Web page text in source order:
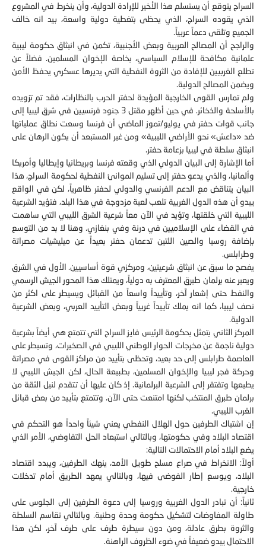
السراج يتوقع أن يستسلم هذا الأخير للإرادة الدولية، وأن ينخرط في المشروع
الذي يقوده السراج، الذي يحظى بتغطية دولية واسعة، بيد انه خالف
الجميع وتلقى دعماً عربياً.
والراجح أن المصالح العربية وبعض الأجنبية، تكمن في انبثاق حكومة ليبية
علمانية مكافحة للإسلام السياسي، بخاصة الإخوان المسلمين. فضلاً عن
تطلع الغربيين للإفادة من الثروة النفطية التي يديرها عسكري يحفظ الأمن
ويضمن المصالح الدولية.
ولم تمارس القوى الخارجية المؤيدة لحفتر الحرب بالنظارات، فقد تم تزويده
بالأسلحة والذخائر. في حين أظهر مقتل 3 جنود فرنسيين في شرق ليبيا إلى
جانب قوات حفتر في يوليو/تموز الماضي أن فرنسا وسعت نطاق عملياتها
ضد «داعش» نحو الأراضي الليبية» ومن غير المستبعد أن يكون الرهان على
انبثاق سلطة في ليبيا بزعامة حفتر.
أما الإشارة إلى البيان الدولي الذي وقعته فرنسا وبريطانيا وإيطاليا وأمريكا
وألمانيا، والذي يدعو حفتر إلى تسليم الموانئ النفطية لحكومة السراج، هذا
البيان يتناقض مع الدعم الفرنسي والدولي لحفتر ظاهرياً، لكن في الواقع
يبدو أن هذه الدول الغربية تلعب لعبة مزدوجة في هذا البلد، فتؤيد الشرعية
الليبية التي خلقتها، وتؤيد في الآن معاً شرعية الشرق الليبي التي ساهمت
في القضاء على الإسلاميين في درنة وفي بنغازي. وهنا لا بد من التوسع
بإضافة روسيا والصين اللتين تدعمان حفتر بعيداً عن ميليشيات مصراتة
وطرابلس.
يفصح ما سبق عن انبثاق شرعيتين، ومركزي قوة أساسيين. الأول في الشرق
ويعبر عنه برلمان طبرق المعترف به دولياً، ويمتلك هذا المحور الجيش الرسمي
والنفط حتى إشعار آخر، وتأييداً واسعاً من القبائل ويسيطر على اكثر من
نصف ليبيا، كما انه يملك تأييداً غربياً وبعض التأييد العربي، وبعض الشرعية
الدولية.
المركز الثاني يتمثل بحكومة الرئيس فايز السراج التي تتمتع هي أيضاً بشرعية
دولية ناجمة عن مخرجات الحوار الوطني الليبي في الصخيرات، وتسيطر على
العاصمة طرابلس إلى حد بعيد، وتحظى بتأييد من مراكز القوى في مصراتة
وحركة فجر ليبيا والإخوان المسلمين، بطبيعة الحال، لكن الجيش الليبي لا
يطيعها وتفتقر إلى الشرعية البرلمانية. إذ كان عليها أن تتقدم لنيل الثقة من
برلمان طبرق المنتخب لكنها امتنعت حتى الآن. وتتمتع بتأييد من بعض قبائل
الغرب الليبي.
إن اشتباك الطرفين حول الهلال النفطي يعني شيئاً واحداً هو التحكم في
اقتصاد البلاد وفي حكومتها، وبالتالي استبعاد الحل التفاوضي، الأمر الذي
يضع البلاد أمام الاحتمالات التالية:
أولاً: الانخراط في صراع مسلح طويل الأمد، ينهك الطرفين، ويبدد اقتصاد
البلاد، ويوسع إطار الفوضى فيها، وبالتالي يمهد الطريق أمام تدخلات
خارجية.
ثانياً: أن تبادر الدول الغربية وروسيا إلى دعوة الطرفين إلى الجلوس على
طاولة المفاوضات لتشكيل حكومة وحدة وطنية. وبالتالي تقاسم السلطة
والثروة بطرق عادلة، ومن دون سيطرة طرف على طرف آخر، لكن هذا
الاحتمال يبدو ضعيفاً في ضوء الظروف الراهنة.